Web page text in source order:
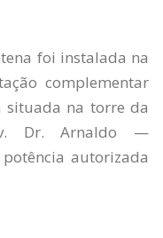
foi instalada na
complementar
situada na torre da
Dr. Arnaldo —
autorizada